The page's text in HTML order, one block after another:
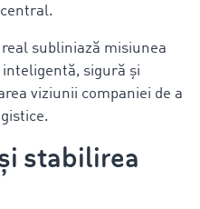
subliniază misiunea
inteligentă, sigură și
viziunii companiei de a
stabilirea